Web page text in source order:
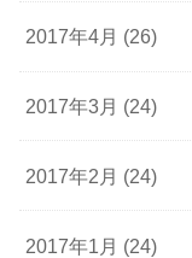
2017年4月 (26)
2017年3月 (24)
2017年2月 (24)
2017年1月 (24)